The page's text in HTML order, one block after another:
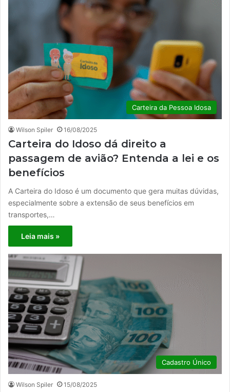
Carteira da Pessoa Idosa
Wilson Spiler 16/08/2025
Carteira do Idoso dá direito a
passagem de avião? Entenda a lei e os
benefícios
A Carteira do Idoso é um documento que gera muitas dúvidas,
especialmente sobre a extensão de seus benefícios em
transportes,…
Leia mais »
Cadastro Único
Wilson Spiler 15/08/2025